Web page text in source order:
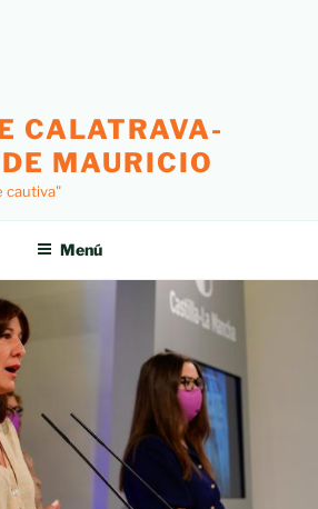
CALATRAVA-
MAURICIO
cautiva"
Menú